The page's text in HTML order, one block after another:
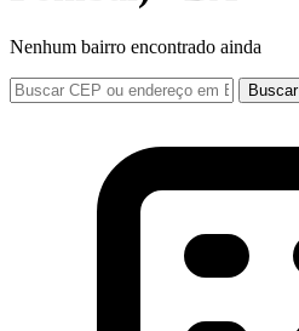
Nenhum bairro encontrado ainda
Buscar